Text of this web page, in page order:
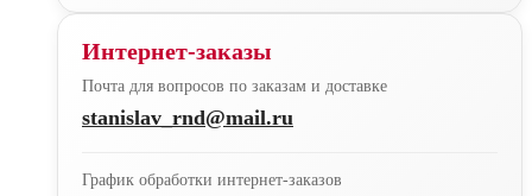
Интернет-заказы
Почта для вопросов по заказам и доставке
stanislav_rnd@mail.ru
График обработки интернет-заказов